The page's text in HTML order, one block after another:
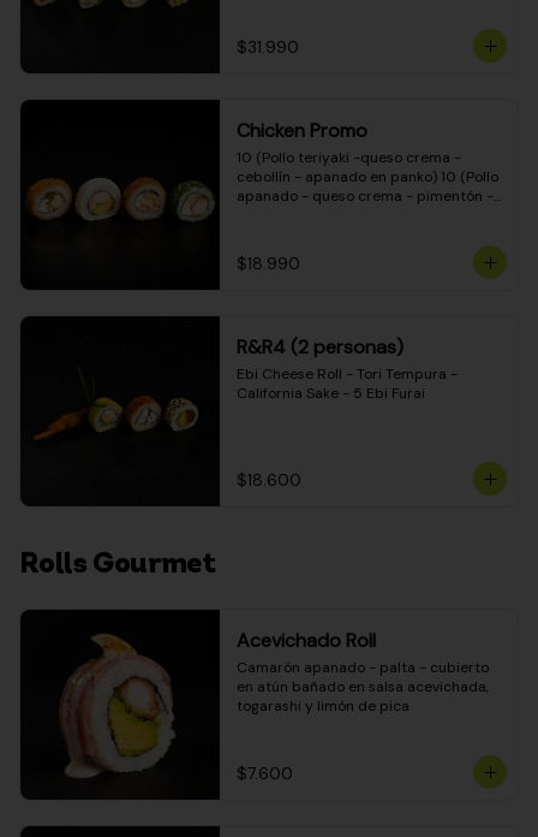
envuelto en queso crema) 10
(Camarón - queso crema - cebollín -
teriyaki - queso crema - cebollín -
envuelto en masa tempura) 10
(Pimentón - queso crema - cebollín -
envuelto en masa tempura)
$31.990
Chicken Promo
10 (Pollo teriyaki -queso crema -
cebollín - apanado en panko) 10 (Pollo
apanado - queso crema - pimentón -
ciboulette) 10 (Pollo teriyaki - palta -
envuelto en queso crema)
$18.990
R&R4 (2 personas)
Ebi Cheese Roll - Tori Tempura -
California Sake - 5 Ebi Furai
$18.600
Rolls Gourmet
Acevichado Roll
Camarón apanado - palta - cubierto
en atún bañado en salsa acevichada,
togarashi y limón de pica
$7.600